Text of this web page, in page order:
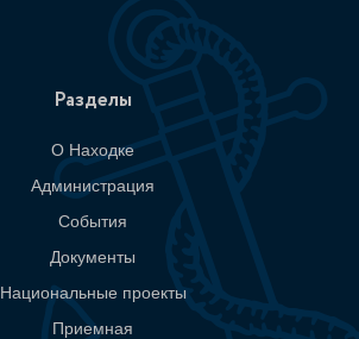
Разделы
О Находке
Администрация
События
Документы
Национальные проекты
Приемная